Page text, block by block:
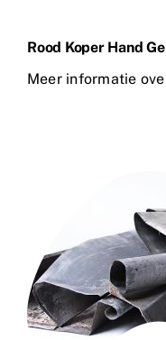
Rood Koper Hand
Meer informatie